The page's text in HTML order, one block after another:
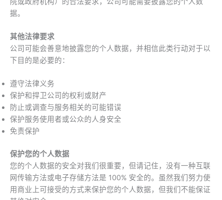
据。
其他法律要求
公司可能会善意地披露您的个人数据，并相信此类行动对于以
下目的是必要的：
遵守法律义务
保护和捍卫公司的权利或财产
防止或调查与服务相关的可能错误
保护服务使用者或公众的人身安全
免责保护
保护您的个人数据
您的个人数据的安全对我们很重要，但请记住，没有一种互联
网传输方法或电子存储方法是 100% 安全的。虽然我们努力使
用商业上可接受的方式来保护您的个人数据，但我们不能保证